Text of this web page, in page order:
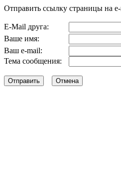
Отправить ссылку страницы на
E-Mail друга:
Ваше имя:
Ваш e-mail:
Тема сообщения: